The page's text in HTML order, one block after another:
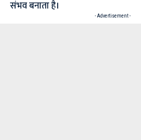
संभव बनाता है।
- Advertisement -